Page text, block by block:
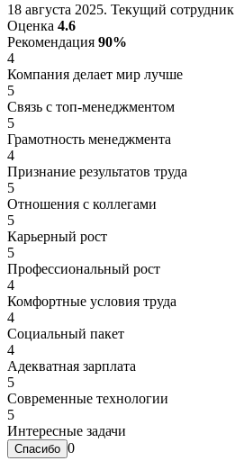
18 августа 2025. Текущий сотрудник
Оценка 4.6
Рекомендация 90%
4
Компания делает мир лучше
5
Связь с топ-менеджментом
5
Грамотность менеджмента
4
Признание результатов труда
5
Отношения с коллегами
5
Карьерный рост
5
Профессиональный рост
4
Комфортные условия труда
4
Социальный пакет
4
Адекватная зарплата
5
Современные технологии
5
Интересные задачи
0